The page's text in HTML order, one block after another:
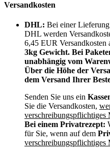
Versandkosten
DHL: Bei einer
DHL werden
6,45 EUR Versandkosten
3kg Gewicht. Bei
unabhängig vom
Über die Höhe der
dem Versand Ihrer
Senden Sie uns ein
Sie die Versandkosten,
verschreibungspflichtiges
Bei einem Privatrezept:
für Sie, wenn auf dem
verschreibungspflichtiges